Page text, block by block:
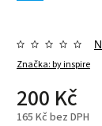
Značka:by inspire
200 Kč
165 Kč bez DPH